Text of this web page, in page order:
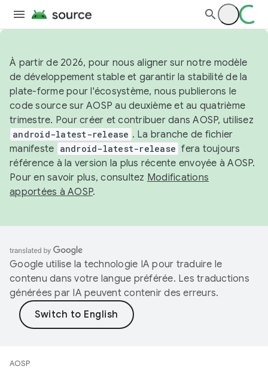
À partir de 2026, pour nous aligner sur notre modèle
de développement stable et garantir la stabilité de la
plate-forme pour l'écosystème, nous publierons le
code source sur AOSP au deuxième et au quatrième
trimestre. Pour créer et contribuer dans AOSP, utilisez
android-latest-release . La branche de fichier
manifeste android-latest-release fera toujours
référence à la version la plus récente envoyée à AOSP.
Pour en savoir plus, consultez Modifications
apportées à AOSP.
Google utilise la technologie IA pour traduire le
contenu dans votre langue préférée. Les traductions
générées par IA peuvent contenir des erreurs.
AOSP